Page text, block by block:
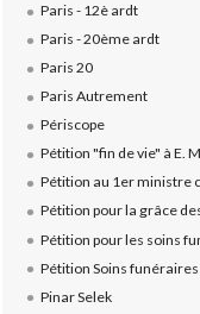
Paris - 12è ardt
Paris - 20ème ardt
Paris 20
Paris Autrement
Périscope
Pétition "fin de vie" à E.
Pétition au 1er ministre
Pétition pour la grâce
Pétition pour les soins
Pétition Soins
Pinar Selek